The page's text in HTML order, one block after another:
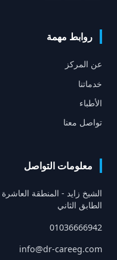
روابط مهمة
عن المركز
خدماتنا
الأطباء
تواصل معنا
معلومات التواصل
الشيخ زايد - المنطقة
الطابق الثاني
01036666942
info@dr-careeg.com